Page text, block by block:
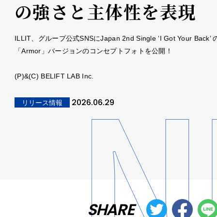
の強さと主体性を表現
ILLIT、グループ公式SNSにJapan 2nd Single ‘I Got Your Back’
「Armor」バージョンのコンセプトフォトを公開！
(P)&(C) BELIFT LAB Inc.
リリース情報 2026.06.29
SHARE